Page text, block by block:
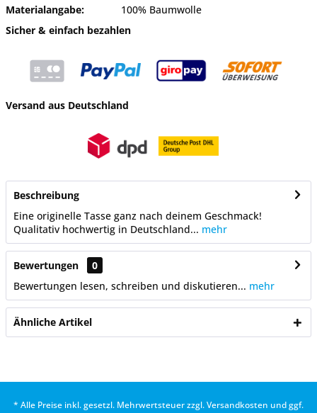
Materialangabe:
100% Baumwolle
Sicher & einfach bezahlen
Versand aus Deutschland
Beschreibung
Eine originelle Tasse ganz nach deinem Geschmack!
Qualitativ hochwertig in Deutschland... mehr
Bewertungen
0
Bewertungen lesen, schreiben und diskutieren... mehr
Ähnliche Artikel
* Alle Preise inkl. gesetzl. Mehrwertsteuer zzgl.Versandkosten und ggf.